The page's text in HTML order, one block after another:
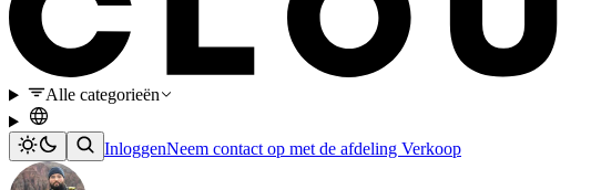
Alle categorieën
InloggenNeem contact op met de afdeling Verkoop